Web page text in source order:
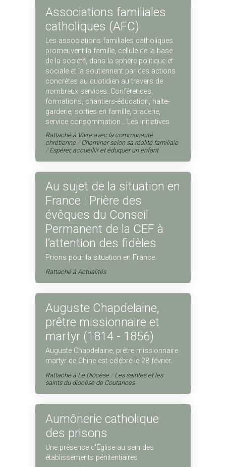
Associations familiales
catholiques (AFC)
Les associations familiales catholiques
promeuvent la famille, cellule de la base
de la société, dans la sphère politique et
sociale et la soutiennent par des actions
concrètes au quotidien au travers de
nombreux services. Conférences,
formations, chantiers-éducation, halte-
garderie, sorties en famille, braderie,
service consommation… Les initiatives
sont nombreuses. N'hésitez pas à
adhérer à l’AFC la plus proche de chez
vous !
Rattaché à Vivre avec la communauté
chrétienne /Cheminer selon sa réalité familiale
/Espérer, accueillir et éduquer un enfant
Au sujet de la situation en
France : Prière des
évêques du Conseil
Permanent de la CEF à
l’attention des fidèles
Prions pour la situation en France.
Rattaché à Actualités
Auguste Chapdelaine,
prêtre missionnaire et
martyr (1814 - 1856)
Auguste Chapdelaine, prêtre missionnaire
martyr de Chine est célébré le 28 février.
Rattaché à Le Diocèse /Les saintes et les
saints du diocèse de Coutances
Aumônerie catholique
des prisons
Une présence d'Église au sein des
établissements pénitentiaires